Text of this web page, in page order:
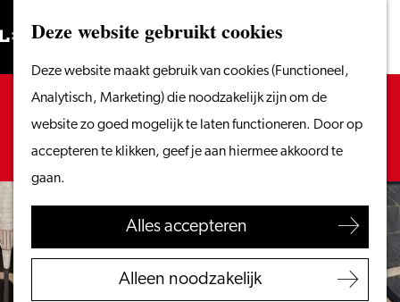
Deze website gebruikt cookies
Deze website maakt gebruik van cookies (Functioneel,
Analytisch, Marketing) die noodzakelijk zijn om de
website zo goed mogelijk te laten functioneren. Door op
accepteren te klikken, geef je aan hiermee akkoord te
gaan.
Alles accepteren
Alleen noodzakelijk
Ga
naar
homepage
Menu
ZoekenVanaf het water
wandelen
Winkelen
Eten & drinken
Met kinderen
VVV Leiden
Bereikbaarheid
Zoeken
Sorry, deze activiteit is niet meer beschikbaar.
Bekijk hetactuele aanbodvoor de beschikbare
opties.